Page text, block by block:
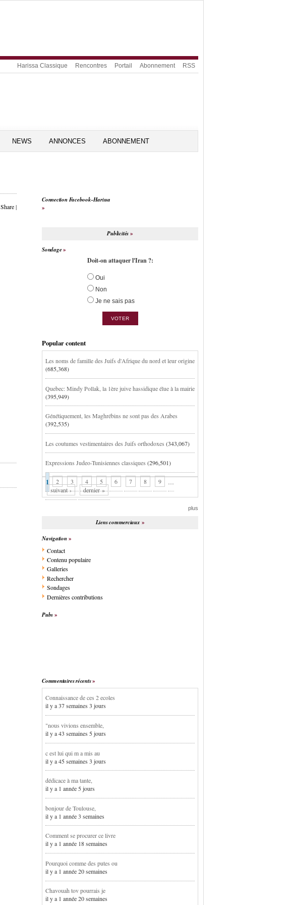
Harissa Classique Rencontres Portail Abonnement RSS
NEWS ANNONCES ABONNEMENT
Share|
Connection Facebook-Harissa
Publicités
Sondage
Doit-on attaquer l'Iran ?:
Oui
Non
Je ne sais pas
Popular content
Les noms de famille des Juifs d'Afrique du nord et leur origine
(685,368)
Quebec: Mindy Pollak, la 1ère juive hassidique élue à la mairie
(395,949)
Génétiquement, les Maghrébins ne sont pas des Arabes
(392,535)
Les coutumes vestimentaires des Juifs orthodoxes (343,067)
Expressions Judeo-Tunisiennes classiques (296,501)
1 2 3 4 5 6 7 8 9
…
suivant ›
dernier »
plus
Liens commerciaux
Navigation
Contact
Contenu populaire
Galleries
Rechercher
Sondages
Dernières contributions
Pubs
Commentaires récents
Connaissance de ces 2 ecoles
il y a 37 semaines 3 jours
"nous vivions ensemble,
il y a 43 semaines 5 jours
c est lui qui m a mis au
il y a 45 semaines 3 jours
dédicace à ma tante,
il y a 1 année 5 jours
bonjour de Toulouse,
il y a 1 année 3 semaines
Comment se procurer ce livre
il y a 1 année 18 semaines
Pourquoi comme des putes ou
il y a 1 année 20 semaines
Chavouah tov pourrais je
il y a 1 année 20 semaines